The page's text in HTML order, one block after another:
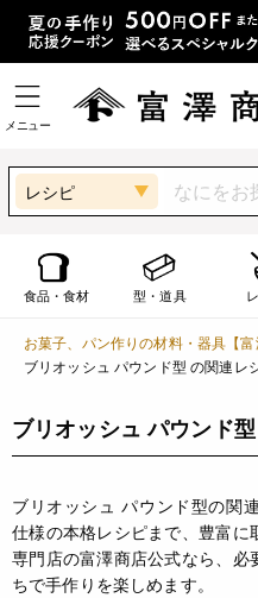
メニュー
レシピ
食品・食材 型・道具
お菓子、パン作りの材料・器具【富
ブリオッシュ パウンド型 の関連レ
ブリオッシュ パウンド
ブリオッシュ パウンド型の関
仕様の本格レシピまで、豊富
専門店の富澤商店公式なら、必
ちで手作りを楽しめます。